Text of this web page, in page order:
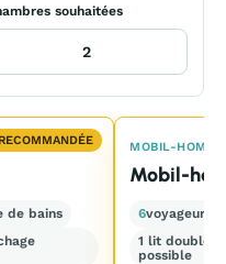
souhaitées
de bains
MOBIL-HOME
Mobil-
6voyageurs
1 lit double +
possible